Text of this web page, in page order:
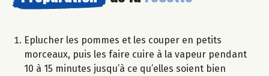
Eplucher les pommes et les couper en petits
morceaux, puis les faire cuire à la vapeur pendant
10 à 15 minutes jusqu’à ce qu’elles soient bien